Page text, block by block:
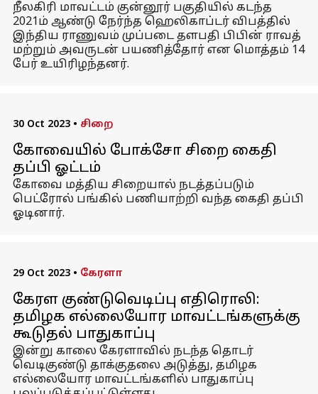
நீலகிரி மாவட்டம் குன்னூர் பகுதியில் கடந்த
2021ம் ஆண்டு நேர்ந்த ஹெலிகாப்டர் விபத்தில்
இந்திய ராணுவம் முப்படை தளபதி பிபின் ராவத்
மற்றும் அவருடன் பயணித்தோர் என மொத்தம் 14
பேர் உயிரிழந்தனர்.
30 Oct 2023 • சிறை
கோவையில் போக்சோ சிறை கைதி
தப்பி ஓட்டம்
கோவை மத்திய சிறையால் நடத்தப்படும்
பெட்ரோல் பங்கில் பணியாற்றி வந்த கைதி தப்பி
ஓடினார்.
29 Oct 2023 • கேரளா
கேரள குண்டுவெடிப்பு எதிரொலி:
தமிழக எல்லையோர மாவட்டங்களுக்கு
கூடுதல் பாதுகாப்பு
இன்று காலை கேரளாவில் நடந்த தொடர்
வெடிகுண்டு தாக்குதலை அடுத்து, தமிழக
எல்லையோர மாவட்டங்களில் பாதுகாப்பு